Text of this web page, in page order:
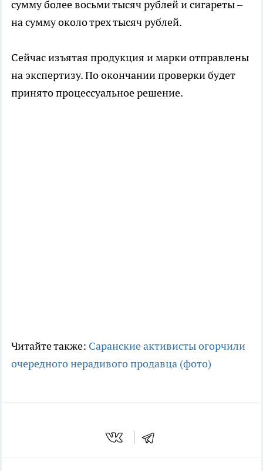
сумму более восьми тысяч рублей и сигареты –
на сумму около трех тысяч рублей.
Сейчас изъятая продукция и марки отправлены
на экспертизу. По окончании проверки будет
принято процессуальное решение.
Читайте также: Саранские активисты огорчили
очередного нерадивого продавца (фото)